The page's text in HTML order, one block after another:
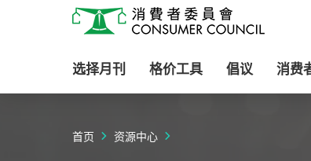
消费者委员会
选择月刊 格价工具 倡议 消费
首页 资源中心